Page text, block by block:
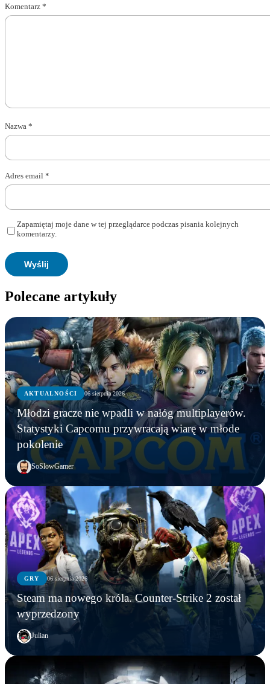
Komentarz *
Nazwa *
Adres email *
Zapamiętaj moje dane w tej przeglądarce podczas pisania kolejnych
komentarzy.
Polecane artykuły
AKTUALNOŚCI 06 sierpnia 2026
Młodzi gracze nie wpadli w nałóg multiplayerów.
Statystyki Capcomu przywracają wiarę w młode
pokolenie
SoSlowGamer
GRY 06 sierpnia 2026
Steam ma nowego króla. Counter-Strike 2 został
wyprzedzony
Julian